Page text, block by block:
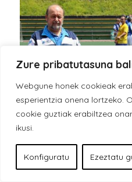
Zure pribatutasuna
Webgune honek cookieak
esperientzia onena lortzeko.
cookie guztiak erabiltzea
ikusi.
Konfiguratu Ezeztatu